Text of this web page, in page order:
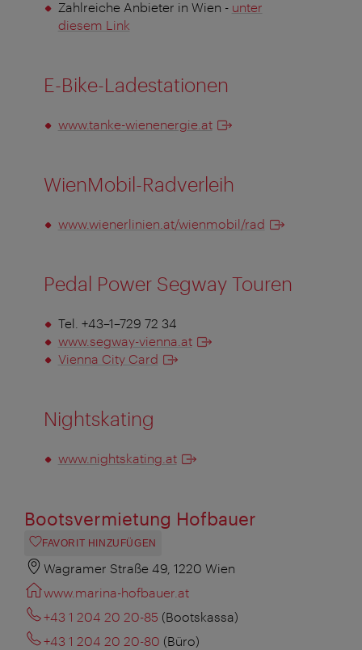
Zahlreiche Anbieter in Wien - unter
diesem Link
E-Bike-Ladestationen
www.tanke-wienenergie.at
WienMobil-Radverleih
www.wienerlinien.at/wienmobil/rad
Pedal Power Segway Touren
Tel. +43–1–729 72 34
www.segway-vienna.at
Vienna City Card
Nightskating
www.nightskating.at
Bootsvermietung Hofbauer
FAVORIT HINZUFÜGEN
Wagramer Straße 49, 1220 Wien
www.marina-hofbauer.at
+43 1 204 20 20-85 (Bootskassa)
+43 1 204 20 20-80 (Büro)